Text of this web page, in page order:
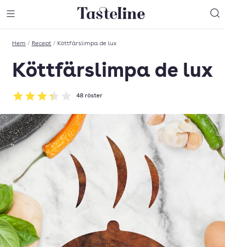
Till Tastelines startsida
Hem / Recept / Köttfärslimpa de lux
Köttfärslimpa de lux
Betyg: 3.35 av 5
48 röster